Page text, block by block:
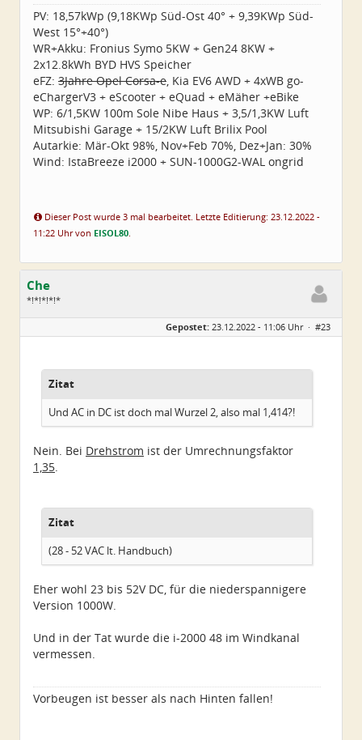
PV: 18,57kWp (9,18KWp Süd-Ost 40° + 9,39KWp Süd-
West 15°+40°)
WR+Akku: Fronius Symo 5KW + Gen24 8KW +
2x12.8kWh BYD HVS Speicher
eFZ: 3Jahre Opel Corsa-e, Kia EV6 AWD + 4xWB go-
eChargerV3 + eScooter + eQuad + eMäher +eBike
WP: 6/1,5KW 100m Sole Nibe Haus + 3,5/1,3KW Luft
Mitsubishi Garage + 15/2KW Luft Brilix Pool
Autarkie: Mär-Okt 98%, Nov+Feb 70%, Dez+Jan: 30%
Wind: IstaBreeze i2000 + SUN-1000G2-WAL ongrid
Dieser Post wurde 3 mal bearbeitet. Letzte Editierung: 23.12.2022 -
11:22 Uhr von EISOL80.
Che
*!*!*!*!*
Geschlecht:
Alter:
72
Gepostet: 23.12.2022 - 11:06 Uhr · #23
Zitat
Und AC in DC ist doch mal Wurzel 2, also mal 1,414?!
Nein. Bei Drehstrom ist der Umrechnungsfaktor
1,35.
Zitat
(28 - 52 VAC lt. Handbuch)
Eher wohl 23 bis 52V DC, für die niederspannigere
Version 1000W.
Und in der Tat wurde die i-2000 48 im Windkanal
vermessen.
Vorbeugen ist besser als nach Hinten fallen!